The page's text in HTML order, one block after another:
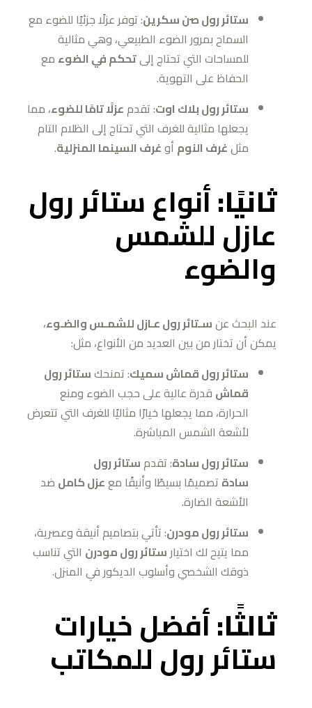
ستائر رول صن سكرين: توفر عزلًا جزئيًا للضوء مع
السماح بمرور الضوء الطبيعي، وهي مثالية
للمساحات التي تحتاج إلىتحكم في الضوء مع
الحفاظ على التهوية.
ستائر رول بلاك اوت: تقدمعزلًا تامًا للضوء، مما
يجعلها مثالية للغرف التي تحتاج إلى الظلام التام
مثلغرف النوم أوغرف السينما المنزلية.
ثانيًا:أنواع ستائر رول
عازل للشمس
والضوء
عند البحث عنسـتائر رول عـازل للشمـس والضـوء،
يمكن أن تختار من بين العديد من الأنواع، مثل:
ستائر رول قماش سميك: تمنحكستائر رول
قماش قدرة عالية على حجب الضوء ومنع
الحرارة، مما يجعلها خيارًا مثاليًا للغرف التي تتعرض
لأشعة الشمس المباشرة.
ستائر رول سادة: تقدمستائر رول
سادة تصميمًا بسيطًا وأنيقًا مععزل كامل ضد
الأشعة الضارة.
ستائر رول مودرن: تأتي بتصاميم أنيقة وعصرية،
مما يتيح لك اختيار ستائر رول مودرن التي تناسب
ذوقك الشخصي وأسلوب الديكور في المنزل.
ثالثًا:أفضل خيارات
ستائر رول للمكاتب